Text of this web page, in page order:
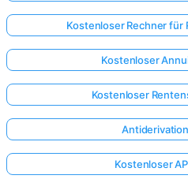
Kostenloser Rechner für
Kostenloser
Kostenloser
Kostenloser